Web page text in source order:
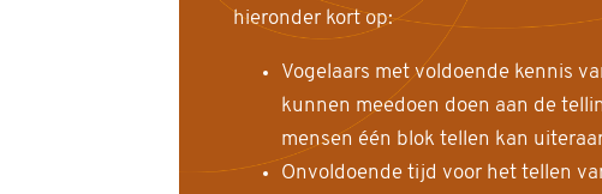
hieronder kort op:
Vogelaars met voldoende kennis
kunnen meedoen doen aan de
mensen één blok tellen kan
Onvoldoende tijd voor het tellen